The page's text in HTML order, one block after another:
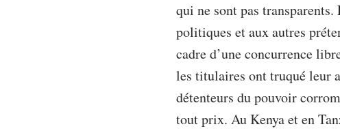
qui ne sont pas
politiques et aux autres
cadre d’une concurrence
les titulaires ont truqué leur
détenteurs du pouvoir
tout prix. Au Kenya et en